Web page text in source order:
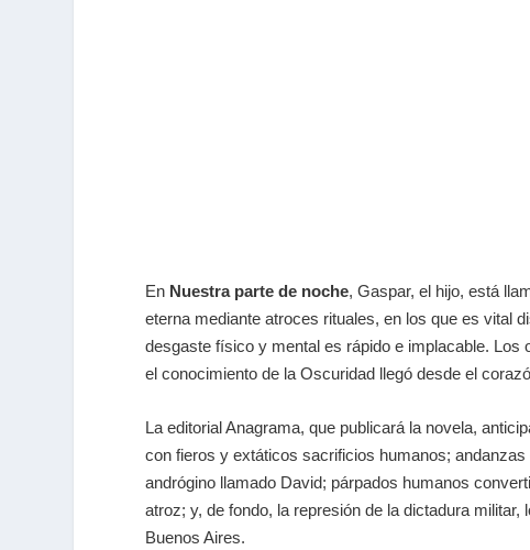
En Nuestra parte de noche, Gaspar, el hijo, está
eterna mediante atroces rituales, en los que es vital
desgaste físico y mental es rápido e implacable. Los
el conocimiento de la Oscuridad llegó desde el
La editorial Anagrama, que publicará la novela,
con fieros y extáticos sacrificios humanos;
andrógino llamado David; párpados humanos
atroz; y, de fondo, la represión de la dictadura
Buenos Aires.